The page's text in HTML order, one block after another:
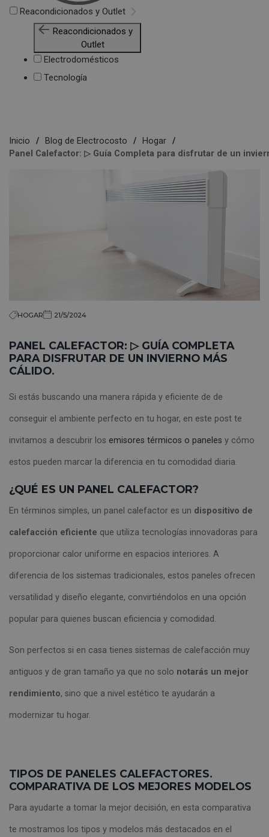
Reacondicionados y Outlet
Reacondicionados y
Outlet
Electrodomésticos
Tecnología
Inicio Blog de Electrocosto
Hogar
Panel Calefactor: ▷ Guía Completa para disfrutar de un
HOGAR 21/5/2024
PANEL CALEFACTOR: ▷ GUÍA COMPLETA
PARA DISFRUTAR DE UN INVIERNO MÁS
CÁLIDO.
Si estás buscando una manera rápida y eficiente de de
conseguir el ambiente perfecto en tu hogar, en este post te
invitamos a descubrir los emisores térmicos o paneles y cómo
estos pueden marcar la diferencia en tu comodidad diaria.
¿QUÉ ES UN PANEL CALEFACTOR?
En términos simples, un panel calefactor es un dispositivo de
calefacción eficiente que utiliza tecnologías innovadoras para
proporcionar calor uniforme en espacios interiores. A
diferencia de los sistemas tradicionales, estos paneles ofrecen
versatilidad y diseño elegante, convirtiéndolos en una opción
popular para quienes buscan eficiencia y comodidad.
Son perfectos si en casa tienes sistemas de calefacción muy
antiguos y de gran tamaño ya que no solo notarás un mejor
rendimiento, sino que a nivel estético te ayudarán a
modernizar tu hogar.
TIPOS DE PANELES CALEFACTORES.
COMPARATIVA DE LOS MEJORES MODELOS
Para ayudarte a tomar la mejor decisión, en esta comparativa
te mostramos los tipos y modelos más destacados en el